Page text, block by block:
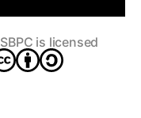
SBPC is licensed